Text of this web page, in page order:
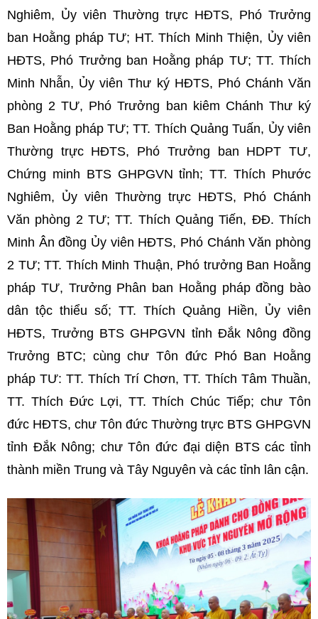
Nghiêm, Ủy viên Thường trực HĐTS, Phó Trưởng
ban Hoằng pháp TƯ; HT. Thích Minh Thiện, Ủy viên
HĐTS, Phó Trưởng ban Hoằng pháp TƯ; TT. Thích
Minh Nhẫn, Ủy viên Thư ký HĐTS, Phó Chánh Văn
phòng 2 TƯ, Phó Trưởng ban kiêm Chánh Thư ký
Ban Hoằng pháp TƯ; TT. Thích Quảng Tuấn, Ủy viên
Thường trực HĐTS, Phó Trưởng ban HDPT TƯ,
Chứng minh BTS GHPGVN tỉnh; TT. Thích Phước
Nghiêm, Ủy viên Thường trực HĐTS, Phó Chánh
Văn phòng 2 TƯ; TT. Thích Quảng Tiến, ĐĐ. Thích
Minh Ân đồng Ủy viên HĐTS, Phó Chánh Văn phòng
2 TƯ; TT. Thích Minh Thuận, Phó trưởng Ban Hoằng
pháp TƯ, Trưởng Phân ban Hoằng pháp đồng bào
dân tộc thiểu số; TT. Thích Quảng Hiền, Ủy viên
HĐTS, Trưởng BTS GHPGVN tỉnh Đắk Nông đồng
Trưởng BTC; cùng chư Tôn đức Phó Ban Hoằng
pháp TƯ: TT. Thích Trí Chơn, TT. Thích Tâm Thuần,
TT. Thích Đức Lợi, TT. Thích Chúc Tiếp; chư Tôn
đức HĐTS, chư Tôn đức Thường trực BTS GHPGVN
tỉnh Đắk Nông; chư Tôn đức đại diện BTS các tỉnh
thành miền Trung và Tây Nguyên và các tỉnh lân cận.